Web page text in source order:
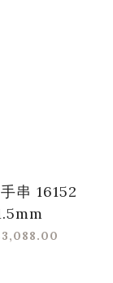
串 16152